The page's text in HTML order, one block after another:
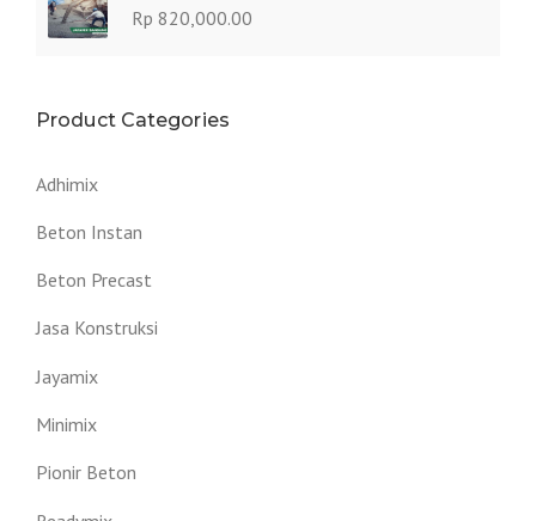
Rp 820,000.00
Product Categories
Adhimix
Beton Instan
Beton Precast
Jasa Konstruksi
Jayamix
Minimix
Pionir Beton